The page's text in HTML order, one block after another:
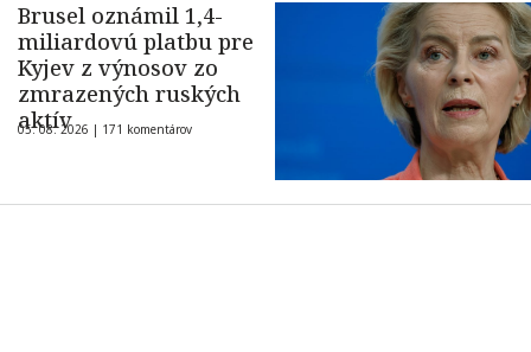
Brusel oznámil 1,4-
miliardovú platbu pre
Kyjev z výnosov zo
zmrazených ruských
aktív
05. 08. 2026 | 171 komentárov